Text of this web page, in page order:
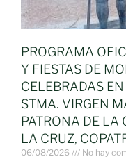
PROGRAMA
Y FIESTAS DE
CELEBRADAS
STMA. VIRGEN
PATRONA DE LA
LA CRUZ,
06/08/2026 No hay